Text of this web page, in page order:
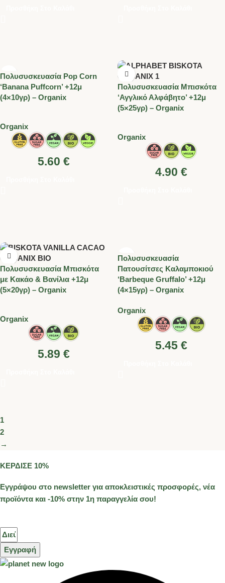
Πολυσυσκευασία Pop Corn
‘Banana Puffcorn’ +12μ
(4×10γρ) – Organix
Organix
5.60 €
Πολυσυσκευασία Μπισκότα
‘Αγγλικό Αλφάβητο’ +12μ
(5×25γρ) – Organix
Organix
4.90 €
Πολυσυσκευασία Μπισκότα
με Κακάο & Βανίλια +12μ
(5×20γρ) – Organix
Organix
5.89 €
Πολυσυσκευασία
Πατουσίτσες Καλαμποκιού
‘Barbeque Gruffalo’ +12μ
(4×15γρ) – Organix
Organix
5.45 €
1
2
→
ΚΕΡΔΙΣΕ 10%
Εγγράψου στο newsletter για αποκλειστικές προσφορές, νέα
προϊόντα και -10% στην 1η παραγγελία σου!
Εγγραφή